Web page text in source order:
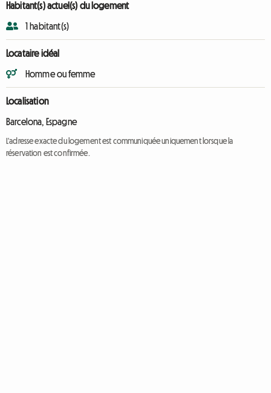
Habitant(s) actuel(s) du logement
1 habitant(s)
Locataire idéal
Homme ou femme
Localisation
Barcelona, Espagne
L'adresse exacte du logement est communiquée uniquement lorsque la
réservation est confirmée.